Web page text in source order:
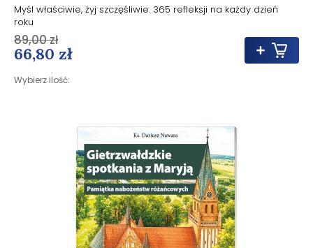
Myśl właściwie, żyj szczęśliwie. 365 refleksji na każdy dzień
roku
66,80 zł
Wybierz ilość:
89,00 zł